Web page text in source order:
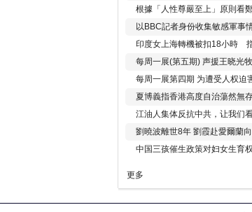
根據「人性尊嚴至上」原則看
以BBC記者身份收集敏感軍事
印度女上海轉機被扣18小時
每周一展(第五期) 声援王晓光
每周一展第四期 为遭受人权迫
夏博義指香港高度自治蕩然無
江油人集体反抗中共，让我们
劉曉波離世8年 劉霞赴愛爾蘭
中国三孩催生政策对妇女生育
更多